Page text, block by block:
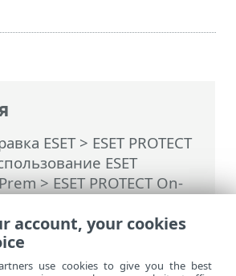
ESET> ESET PROTECT
ESET
>ESET PROTECT On-
приложения
account, your cookies
use cookies to give you the best